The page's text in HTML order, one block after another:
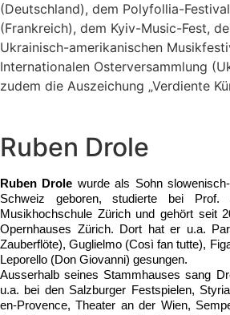
(Deutschland), dem Polyfollia-
(Frankreich), dem Kyiv-Music-Fest,
Ukrainisch-amerikanischen
Internationalen Osterversammlung
zudem die Auszeichung „Verdiente
Ruben Drole
Ruben Drole wurde als Sohn
Schweiz geboren, studierte bei
Musikhochschule Zürich und gehört seit
Opernhauses Zürich. Dort hat er u.a.
Zauberflöte), Guglielmo (Così fan tutte),
Leporello (Don Giovanni) gesungen.
Ausserhalb seines Stammhauses sang
u.a. bei den Salzburger Festspielen,
en-Provence, Theater an der Wien,